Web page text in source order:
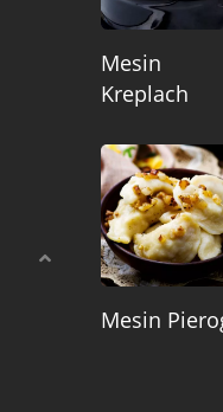
Mesin
Kreplach
Mesin